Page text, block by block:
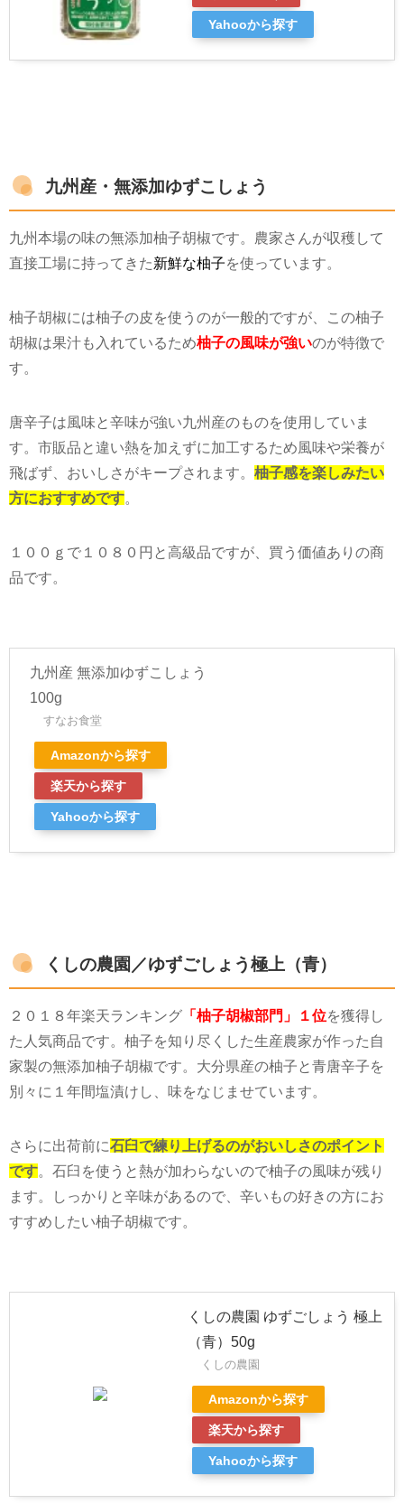
Yahooから探す
九州産・無添加ゆずこしょう
九州本場の味の無添加柚子胡椒です。農家さんが収穫して
直接工場に持ってきた新鮮な柚子を使っています。
柚子胡椒には柚子の皮を使うのが一般的ですが、この柚子
胡椒は果汁も入れているため柚子の風味が強いのが特徴で
す。
唐辛子は風味と辛味が強い九州産のものを使用していま
す。市販品と違い熱を加えずに加工するため風味や栄養が
飛ばず、おいしさがキープされます。 柚子感を楽しみたい
方におすすめです。
１００ｇで１０８０円と高級品ですが、買う価値ありの商
品です。
九州産 無添加ゆずこしょう
100g
すなお食堂
Amazonから探す
楽天から探す
Yahooから探す
くしの農園／ゆずごしょう極上（青）
２０１８年楽天ランキング 「柚子胡椒部門」１位を獲得し
た人気商品です。柚子を知り尽くした生産農家が作った自
家製の無添加柚子胡椒です。大分県産の柚子と青唐辛子を
別々に１年間塩漬けし、味をなじませています。
さらに出荷前に石臼で練り上げるのがおいしさのポイント
です 。石臼を使うと熱が加わらないので柚子の風味が残り
ます。しっかりと辛味があるので、辛いもの好きの方にお
すすめしたい柚子胡椒です。
くしの農園 ゆずごしょう 極上
（青）50g
くしの農園
Amazonから探す
楽天から探す
Yahooから探す